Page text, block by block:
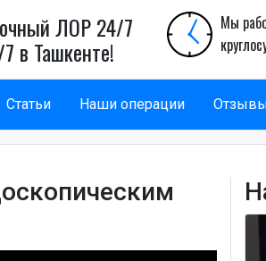
ЛОР 24/7
в Ташкенте!
Мы
Статьи Наши операции